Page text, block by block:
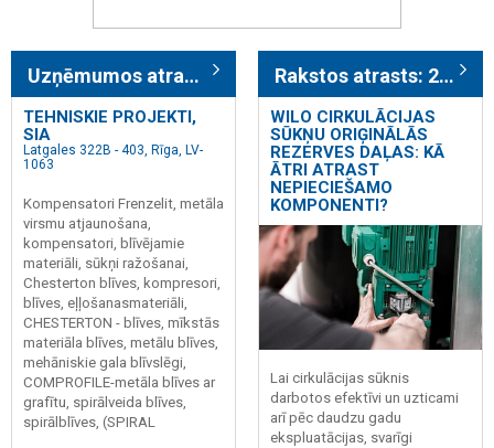
Uzņēmumos atrasts: 164
TEHNISKIE PROJEKTI,
SIA
Latgales 322B - 403, Rīga, LV-
1063
Kompensatori Frenzelit, metāla
virsmu atjaunošana,
kompensatori, blīvējamie
materiāli, sūkņi ražošanai,
Chesterton blīves, kompresori,
blīves, eļļošanasmateriāli,
CHESTERTON - blīves, mīkstās
materiāla blīves, metālu blīves,
mehāniskie gala blīvslēgi,
COMPROFILE-metāla blīves ar
grafītu, spirālveida blīves,
spirālblīves, (SPIRAL
Rakstos atrasts: 226
WILO CIRKULĀCIJAS
SŪKŅU ORIĢINĀLĀS
REZERVES DAĻAS: KĀ
ĀTRI ATRAST
NEPIECIEŠAMO
KOMPONENTI?
Lai cirkulācijas sūknis
darbotos efektīvi un uzticami
arī pēc daudzu gadu
ekspluatācijas, svarīgi